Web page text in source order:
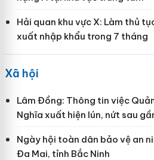
Hải quan khu vực X: Làm thủ
xuất nhập khẩu trong 7 tháng
Xã hội
Lâm Đồng: Thông tin việc
Nghĩa xuất hiện lún, nứt sau
Ngày hội toàn dân bảo vệ an
Đa Mai, tỉnh Bắc Ninh